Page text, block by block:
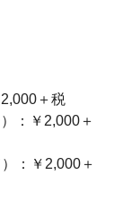
＋税
：￥2,000＋
：￥2,000＋